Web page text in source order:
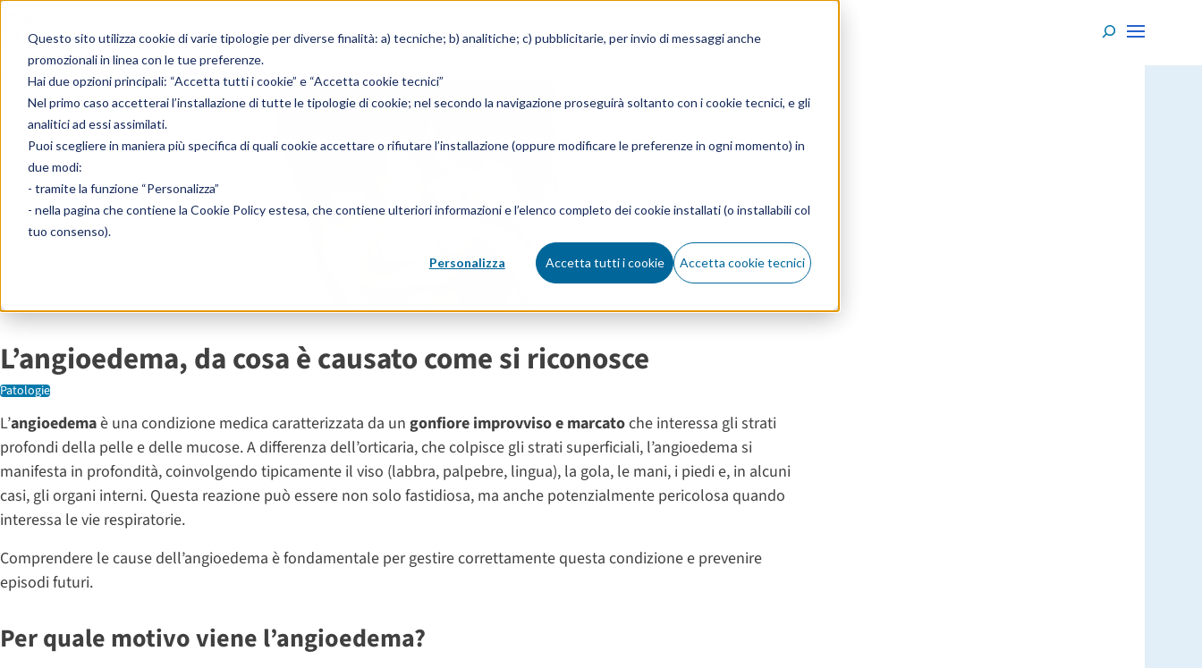
Questo sito utilizza cookie di varie tipologie per diverse finalità: a) tecniche; b) analitiche; c) pubblicitarie, per invio di messaggi anche
promozionali in linea con le tue preferenze.
Hai due opzioni principali: “Accetta tutti i cookie” e “Accetta cookie tecnici”
Nel primo caso accetterai l’installazione di tutte le tipologie di cookie; nel secondo la navigazione proseguirà soltanto con i cookie tecnici, e gli
analitici ad essi assimilati.
Puoi scegliere in maniera più specifica di quali cookie accettare o rifiutare l’installazione (oppure modificare le preferenze in ogni momento) in
due modi:
- tramite la funzione “Personalizza”
- nella pagina che contiene la Cookie Policy estesa, che contiene ulteriori informazioni e l’elenco completo dei cookie installati (o installabili col
tuo consenso).
Personalizza Accetta tutti i cookie Accetta cookie tecnici
Home » Enciclopedia » Patologie » L’angioedema, da cosa è causato come si riconosce
L’angioedema, da cosa è causato come si riconosce
Patologie
L’angioedemaè una condizione medica caratterizzata da un gonfiore improvviso e marcatoche interessa gli strati
profondi della pelle e delle mucose. A differenza dell’orticaria, che colpisce gli strati superficiali, l’angioedema si
manifesta in profondità, coinvolgendo tipicamente il viso (labbra, palpebre, lingua), la gola, le mani, i piedi e, in alcuni
casi, gli organi interni. Questa reazione può essere non solo fastidiosa, ma anche potenzialmente pericolosa quando
interessa le vie respiratorie.
Comprendere le cause dell’angioedema è fondamentale per gestire correttamente questa condizione e prevenire
episodi futuri.
Per quale motivo viene l’angioedema?